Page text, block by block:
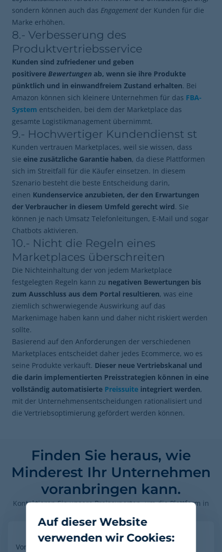
sondern können auch das Engagement der Kunden für die
Marke erhöhen.
8.- Verbesserung des
Produktvertriebsservice
Kunden sind zufriedener und geben
positivere Bewertungen ab, wenn sie ihre Produkte
pünktlich und in einwandfreiem Zustand erhalten. Bei
Amazon können sich kleinere Unternehmen für das FBA-
System entscheiden, bei dem der Marketplace das
gesamte Logistikmanagement übernimmt.
9.- Hochwertiger Kundendienst st
Kunden vertrauen Marketplaces, weil sie wissen, dass
sie eine zusätzliche Garantie haben, da diese Plattformen
sich im Streitfall für die Käufer einsetzen. In diesem
Szenario besteht die beste Entscheidung darin,
einen Kundenservice anzubieten, der den Erwartungen
der Verbraucher in diesem Umfeld gerecht wird. Sie
können je nach Umsatz Telefonleitungen, E-Mail und sogar
Chatbots aktivieren.
10.- Nicht die Regeln eines
Marketplaces überschreiten
Die Nichteinhaltung der von jedem Marketplace
festgelegten Regeln kann zu negativen Bewertungen bis
zum Ausschluss aus dem Portal resultieren, was eine
ziemlich schwerwiegende Auswirkung auf das
Markenimage haben kann und daher nicht riskiert werden
sollte.
Basierend auf den Anforderungen der verschiedenen
Marketplaces entscheidet daher jedes Ecommerce, wo es
seine Produkte verkauft. Dieser neue Vertriebskanal und
die darin implementierten Preisstrategien können in eine
vollständig automatisierte Preissuite integriert werden,
mit der Unternehmensentscheidungen rationalisiert und
die Vertriebsoptimierung gefördert werden können.
Finden Sie heraus, wie
Minderest Ihr Unternehmen
voranbringen kann.
Kontaktieren Sie unsere Preisexperten, um die Plattform in
Aktion zu sehen.
Vorname
Auf dieser Website
verwenden wir Cookies: